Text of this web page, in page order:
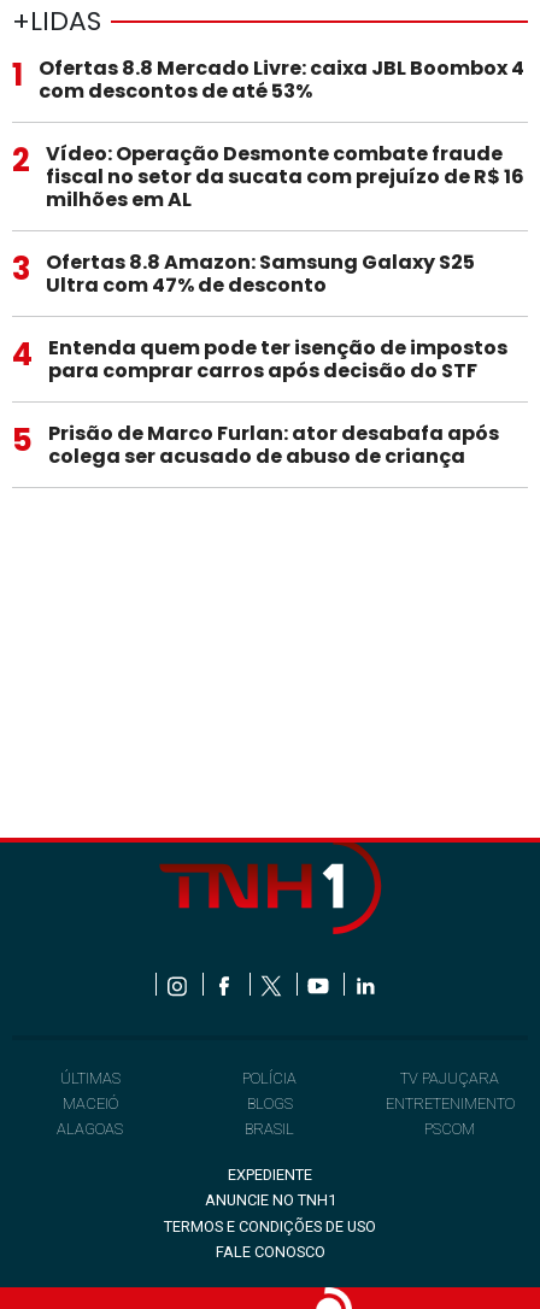
+LIDAS
1
Ofertas 8.8 Mercado Livre: caixa JBL Boombox 4
com descontos de até 53%
2
Vídeo: Operação Desmonte combate fraude
fiscal no setor da sucata com prejuízo de R$ 16
milhões em AL
3
Ofertas 8.8 Amazon: Samsung Galaxy S25
Ultra com 47% de desconto
4
Entenda quem pode ter isenção de impostos
para comprar carros após decisão do STF
5
Prisão de Marco Furlan: ator desabafa após
colega ser acusado de abuso de criança
ÚLTIMAS
MACEIÓ
ALAGOAS
POLÍCIA
BLOGS
BRASIL
TV PAJUÇARA
ENTRETENIMENTO
PSCOM
EXPEDIENTE
ANUNCIE NO TNH1
TERMOS E CONDIÇÕES DE USO
FALE CONOSCO